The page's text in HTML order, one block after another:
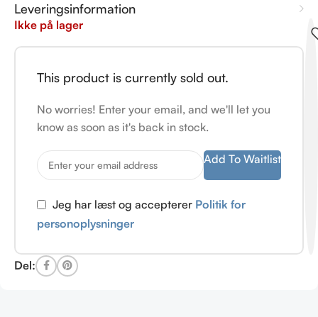
Leveringsinformation
Ikke på lager
This product is currently sold out.
No worries! Enter your email, and we'll let you
know as soon as it's back in stock.
Add To Waitlist
Jeg har læst og accepterer Politik for
personoplysninger
Del: